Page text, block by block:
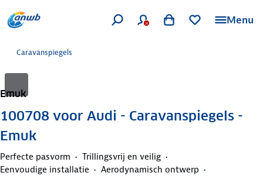
Menu
Caravanspiegels
Emuk
100708 voor Audi - Caravanspiegels -
Emuk
Perfecte pasvorm
Trillingsvrij en veilig
Eenvoudige installatie
Aerodynamisch ontwerp